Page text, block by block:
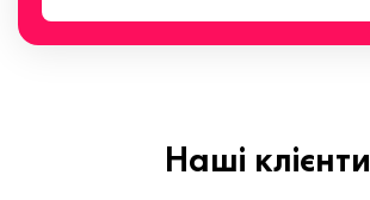
Наші клієнти